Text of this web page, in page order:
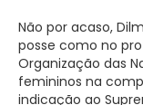
Não por acaso,
posse como no
Organização das
femininos na
indicação ao